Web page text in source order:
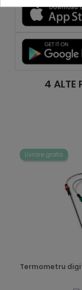
4 ALTE
Livrare gratis
Termometru